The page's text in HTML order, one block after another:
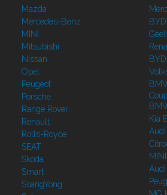
Mazda
Mercedes-Benz
MINI
Mitsubishi
Nissan
Opel
Peugeot
Porsche
Range Rover
Renault
Rolls-Royce
SEAT
Skoda
Smart
SsangYong
BYD
Kia